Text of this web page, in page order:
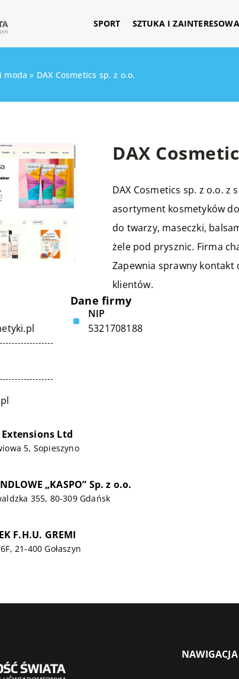
SPORT SZTUKA I
moda » DAX Cosmetics sp. z o.o.
DAX
DAX Cosmetics sp. z o.o.
asortyment kosmetyków
do twarzy, maseczki,
żele pod prysznic. Firma
Zapewnia sprawny kontakt
klientów.
Dane firmy
NIP
5321708188
Ltd
5, Sopieszyno
„KASPO” Sp. z o.o.
355, 80-309 Gdańsk
F.H.U. GREMI
21-400 Gołaszyn
NAWIGACJA